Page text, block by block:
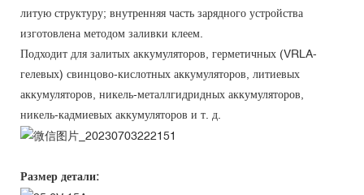
литую структуру; внутренняя часть зарядного устройства
изготовлена ​​методом заливки клеем.
Подходит для залитых аккумуляторов, герметичных (VRLA-
гелевых) свинцово-кислотных аккумуляторов, литиевых
аккумуляторов, никель-металлгидридных аккумуляторов,
никель-кадмиевых аккумуляторов и т. д.
Размер детали: